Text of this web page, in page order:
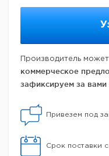
Производитель
коммерческое
зафиксируем за вами
Привезем под
Срок поставки